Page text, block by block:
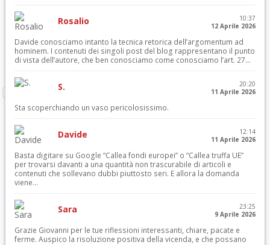
Rosalio
10:37
12 Aprile 2026
Davide conosciamo intanto la tecnica retorica dell’argomentum ad
hominem. I contenuti dei singoli post del blog rappresentano il punto
di vista dell’autore, che ben conosciamo come conosciamo l’art. 27...
S.
20:20
11 Aprile 2026
Sta scoperchiando un vaso pericolosissimo.
Davide
12:14
11 Aprile 2026
Basta digitare su Google “Callea fondi europei” o “Callea truffa UE”
per trovarsi davanti a una quantità non trascurabile di articoli e
contenuti che sollevano dubbi piuttosto seri. E allora la domanda
viene...
Sara
23:25
9 Aprile 2026
Grazie Giovanni per le tue riflessioni interessanti, chiare, pacate e
ferme. Auspico la risoluzione positiva della vicenda, e che possano